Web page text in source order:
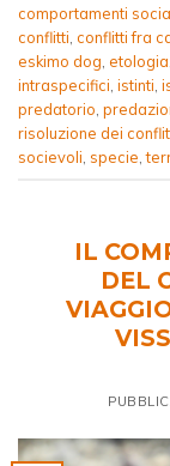
comportamenti
conflitti conflitti fra
eskimo dog etologia
intraspecifici istinti
predatorio
risoluzione dei
socievoli specie ,
IL
DEL